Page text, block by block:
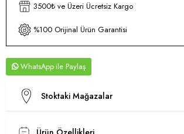
3500₺ ve Üzeri Ücretsiz Kargo
%100 Orijinal Ürün Garantisi
WhatsApp
Stoktaki Mağazalar